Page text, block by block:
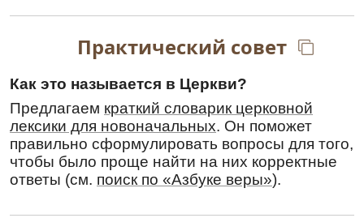
великого молитвенника, грешным
Ин кондак,глас 4
Пусты́нею ди́кою от сла́вы мирски́я утае́нный,/
у́мнаго де́лания высоты́ смире́нием дости́гл
еси́:/ те́плою любо́вию ко Христу́ простира́яся,/
моли́твенную сла́дость я́ко ми́ро се́рдцем
источа́л еси́,/ те́мже боже́ственная благода́ть
в тебе́ явля́емая/ облиста́ всея́ Сиби́ри концы́,/
пустынножи́телю Васили́сче,/ моли́
дарова́ти.
Практический совет
Как это называется в Церкви?
Предлагаем краткий словарик церковной
лексики для новоначальных. Он поможет
правильно сформулировать вопросы для того,
чтобы было проще найти на них корректные
ответы (см. поиск по «Азбуке веры»).